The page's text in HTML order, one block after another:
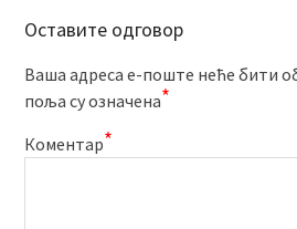
Оставите одговор
Ваша адреса е-поште неће бити
поља су означена*
Коментар*